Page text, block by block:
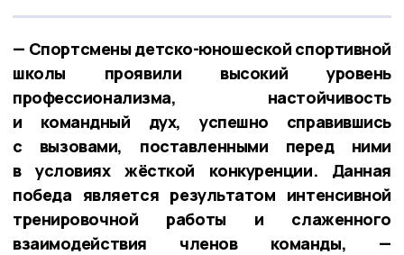
— Спортсмены детско-юношеской спортивной
школы проявили высокий уровень
профессионализма, настойчивость
и командный дух, успешно справившись
с вызовами, поставленными перед ними
в условиях жёсткой конкуренции. Данная
победа является результатом интенсивной
тренировочной работы и слаженного
взаимодействия членов команды, —